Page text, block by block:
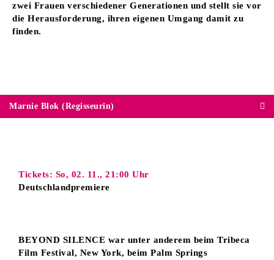
zwei Frauen verschiedener Generationen und stellt sie vor
die Herausforderung, ihren eigenen Umgang damit zu
finden.
Marnie Blok (Regisseurin)
Tickets: So, 02. 11., 21:00 Uhr
Deutschlandpremiere
BEYOND SILENCE war unter anderem beim Tribeca
Film Festival, New York, beim Palm Springs